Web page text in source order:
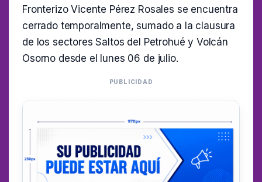
Fronterizo Vicente Pérez Rosales se encuentra
cerrado temporalmente, sumado a la clausura
de los sectores Saltos del Petrohué y Volcán
Osorno desde el lunes 06 de julio.
PUBLICIDAD